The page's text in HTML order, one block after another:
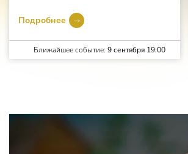
Подробнее
Ближайшее событие: 9 сентября 19:00